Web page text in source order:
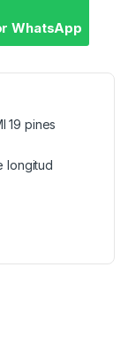
WhatsApp
19 pines
longitud